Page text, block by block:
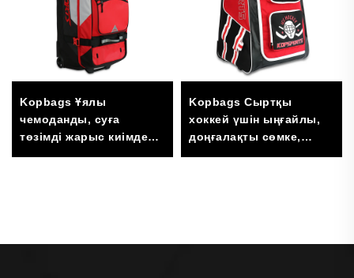
Kopbags Ұялы
чемоданды, суға
төзімді жарыс киімдері
мен шлемдері үшін
Kopbags Сыртқы
хоккей үшін ыңғайлы,
доңғалақты сөмке,
хоккей таяқшасына